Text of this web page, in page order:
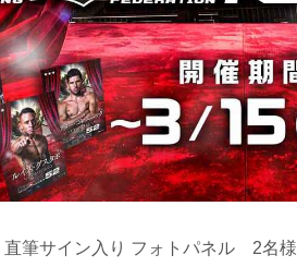
直筆サイン入り フォトパネル 2名様